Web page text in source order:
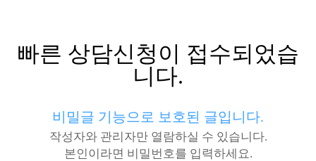
빠른 상담신청이 접수되었습
니다.
비밀글 기능으로 보호된 글입니다.
작성자와 관리자만 열람하실 수 있습니다.
본인이라면 비밀번호를 입력하세요.